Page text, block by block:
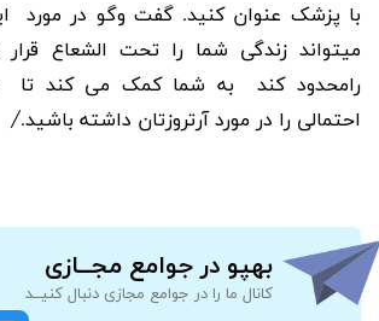
با پزشک عنوان کنید. گفت وگو در مورد
میتواند زندگی شما را تحت الشعاع
رامحدود کند به شما کمک می کند تا
احتمالی را در مورد آرتروزتان داشته باشید./
بهپو در جوامع مجــازی
کانال ما را در جوامع مجازی دنبال کنیــد